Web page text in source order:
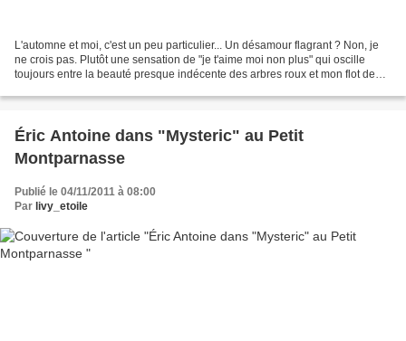
L'automne et moi, c'est un peu particulier... Un désamour flagrant ? Non, je
ne crois pas. Plutôt une sensation de "je t'aime moi non plus" qui oscille
toujours entre la beauté presque indécente des arbres roux et mon flot de
Éric Antoine dans "Mysteric" au Petit
Montparnasse
Publié le 04/11/2011 à 08:00
Par livy_etoile